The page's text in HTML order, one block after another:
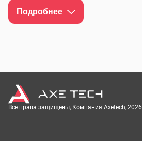
Центр
Обучение
Детская
библиотека
сказки,
познавательные
Подробнее
Все права защищены, Компания Axetech, 2026